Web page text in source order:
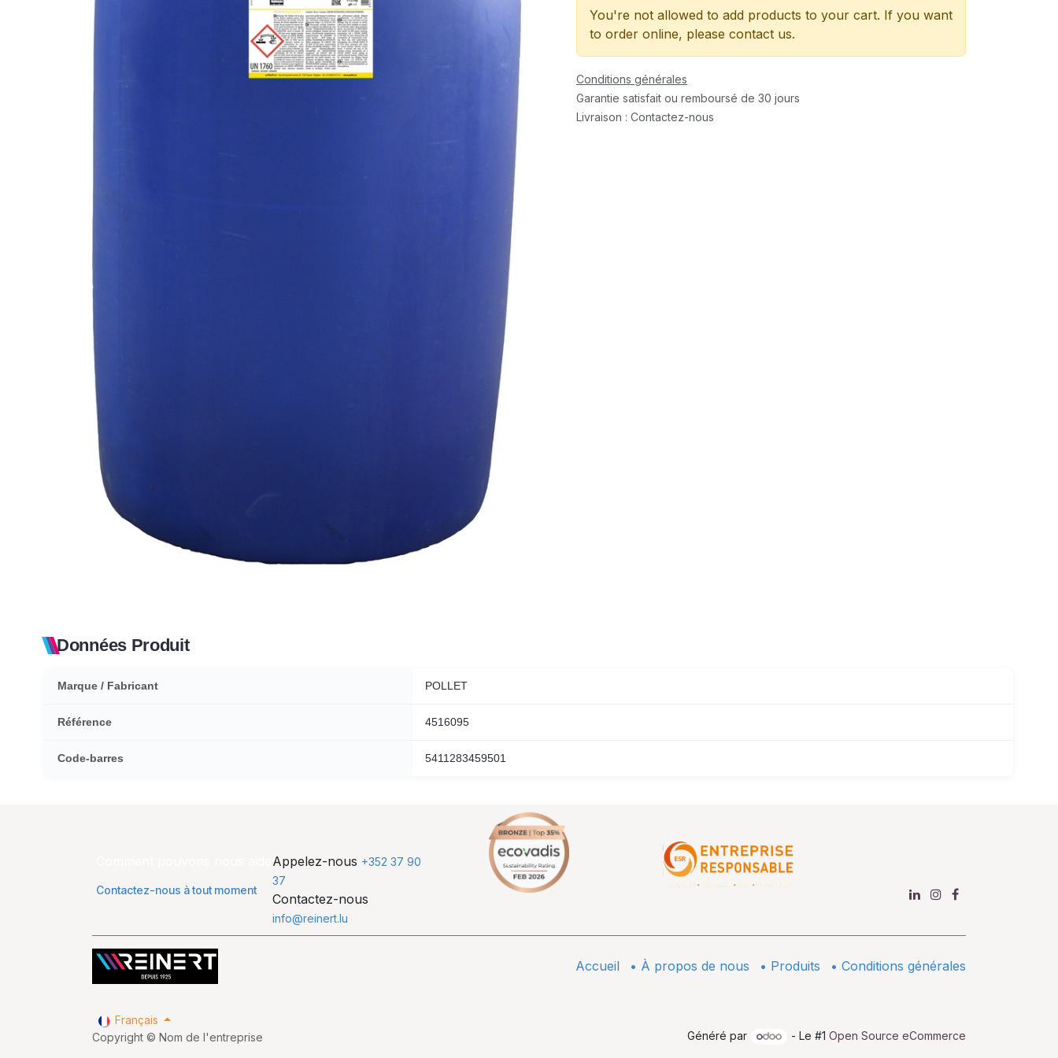
You're not allowed to add products to your cart. If you want
to order online, please contact us.
Conditions générales
Garantie satisfait ou remboursé de 30 jours
Livraison : Contactez-nous
Données Produit
Marque / Fabricant POLLET
Référence 4516095
Code-barres 5411283459501
Comment pouvons nous aider ?
Contactez-nous à tout moment
Appelez-nous +352 37 90
37
Contactez-nous
info@reinert.lu
Accueil • À propos de nous • ​Produits • Conditions générales
Copyright © Nom de l'entreprise
Français
Généré par
- Le #1 Open Source eCommerce